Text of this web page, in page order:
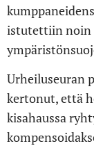
istutettiin noin
Urheiluseuran
kertonut, että
kisahaussa